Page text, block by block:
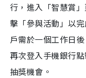
行，進入「智慧賞
擊「參與活動」以
戶需於一個工作日
再次登入手機銀行
抽獎機會。